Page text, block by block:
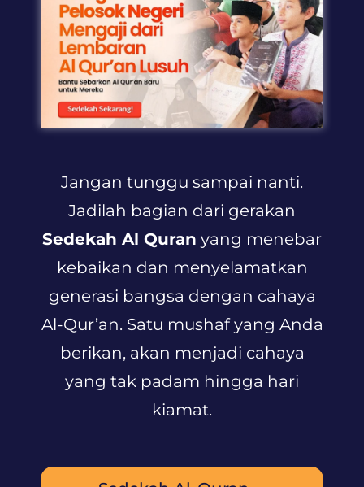
Jangan tunggu sampai nanti.
Jadilah bagian dari gerakan
Sedekah Al Quran yang menebar
kebaikan dan menyelamatkan
generasi bangsa dengan cahaya
Al-Qur’an. Satu mushaf yang Anda
berikan, akan menjadi cahaya
yang tak padam hingga hari
kiamat.